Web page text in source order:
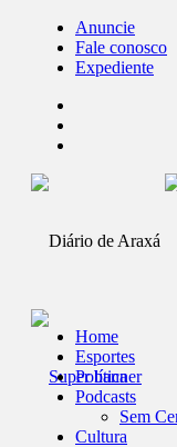
Anuncie
Fale conosco
Expediente
Home
Esportes
Política
Podcasts
Sem
Cultura